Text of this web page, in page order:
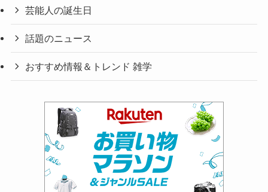
芸能人の誕生日
話題のニュース
おすすめ情報＆トレンド 雑学